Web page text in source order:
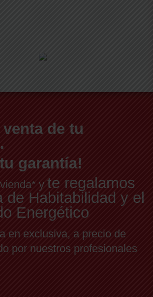
venta de tu
garantía!
yte regalamos
de Habitabilidad y el
Energético
en exclusiva, a precio de
por nuestros profesionales